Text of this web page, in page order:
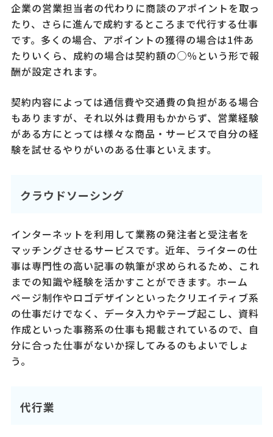
企業の営業担当者の代わりに商談のアポイントを取っ
たり、さらに進んで成約するところまで代行する仕事
です。多くの場合、アポイントの獲得の場合は1件あ
たりいくら、成約の場合は契約額の○％という形で報
酬が設定されます。
契約内容によっては通信費や交通費の負担がある場合
もありますが、それ以外は費用もかからず、営業経験
がある方にとっては様々な商品・サービスで自分の経
験を試せるやりがいのある仕事といえます。
クラウドソーシング
インターネットを利用して業務の発注者と受注者を
マッチングさせるサービスです。近年、ライターの仕
事は専門性の高い記事の執筆が求められるため、これ
までの知識や経験を活かすことができます。ホーム
ページ制作やロゴデザインといったクリエイティブ系
の仕事だけでなく、データ入力やテープ起こし、資料
作成といった事務系の仕事も掲載されているので、自
分に合った仕事がないか探してみるのもよいでしょ
う。
代行業